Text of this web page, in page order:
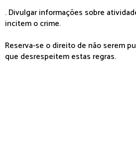
. Divulgar informações sobre
incitem o crime.
Reserva-se o direito de não serem
que desrespeitem estas regras.